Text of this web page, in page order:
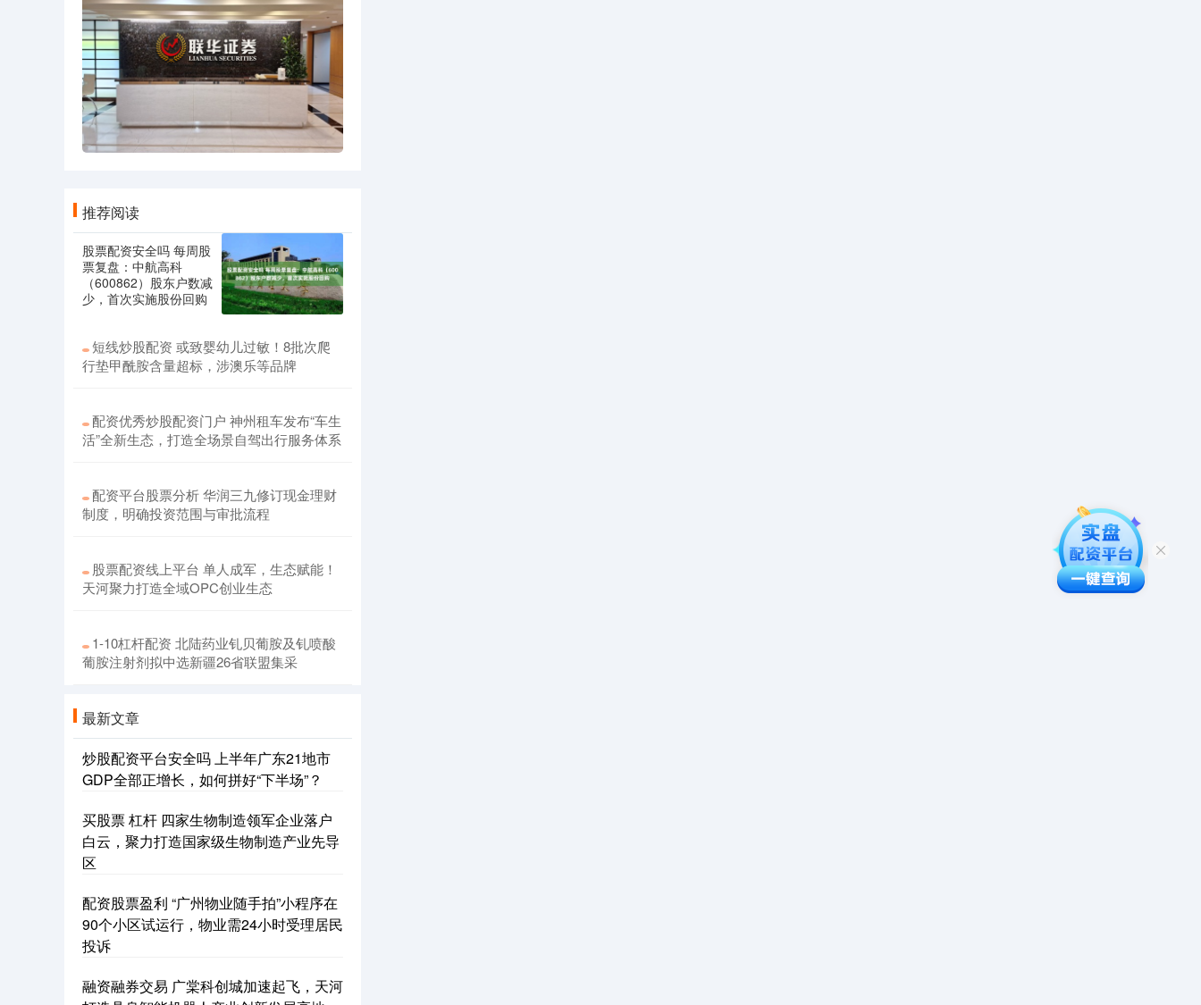
推荐阅读
股票配资安全吗 每周股
票复盘：中航高科
（600862）股东户数减
少，首次实施股份回购
短线炒股配资 或致婴幼儿过敏！8批次爬
行垫甲酰胺含量超标，涉澳乐等品牌
配资优秀炒股配资门户 神州租车发布“车生
活”全新生态，打造全场景自驾出行服务体系
配资平台股票分析 华润三九修订现金理财
制度，明确投资范围与审批流程
股票配资线上平台 单人成军，生态赋能！
天河聚力打造全域OPC创业生态
1-10杠杆配资 北陆药业钆贝葡胺及钆喷酸
葡胺注射剂拟中选新疆26省联盟集采
最新文章
炒股配资平台安全吗 上半年广东21地市
GDP全部正增长，如何拼好“下半场”？
买股票 杠杆 四家生物制造领军企业落户
白云，聚力打造国家级生物制造产业先导
区
配资股票盈利 “广州物业随手拍”小程序在
90个小区试运行，物业需24小时受理居民
投诉
融资融券交易 广棠科创城加速起飞，天河